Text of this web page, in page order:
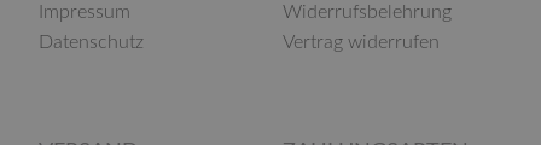
Impressum
Datenschutz
Widerrufsbelehrung
Vertrag widerrufen